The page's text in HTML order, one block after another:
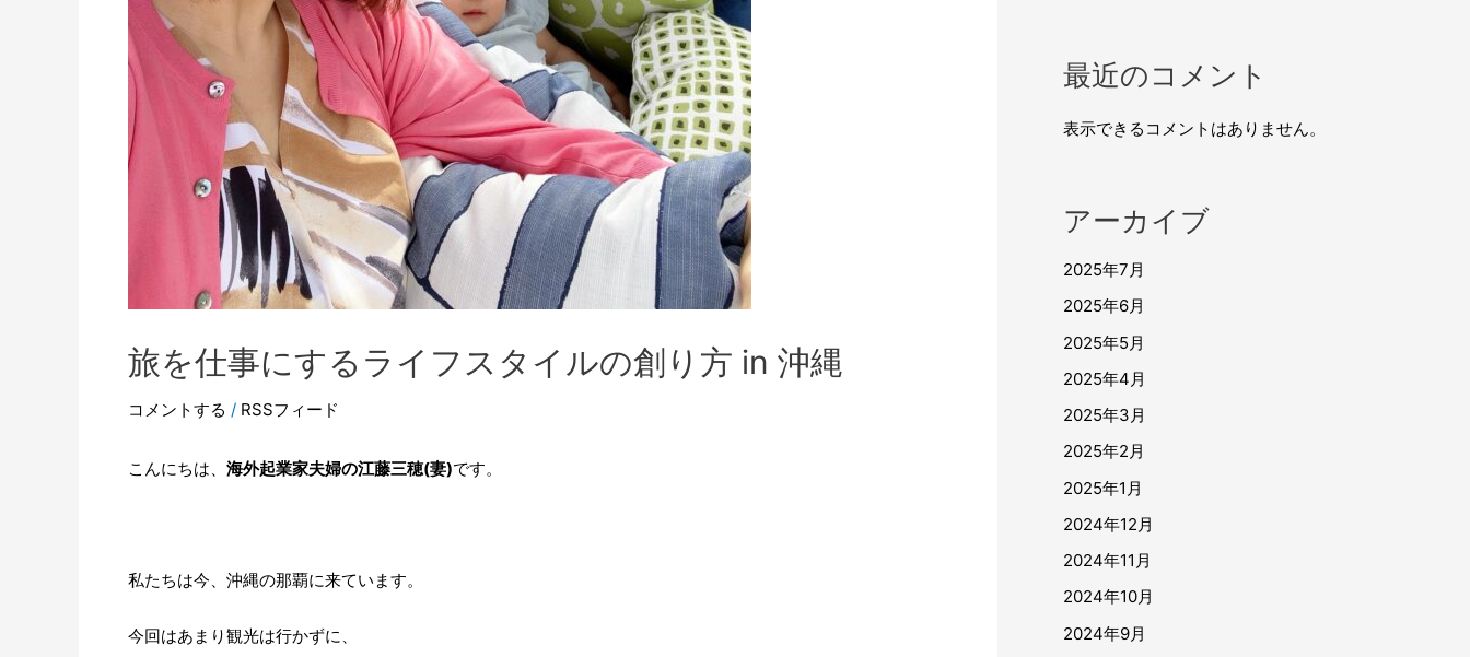
旅を仕事にするライフスタイルの創り方 in 沖縄
コメントする / RSSフィード
こんにちは、 海外起業家夫婦の江藤三穂(妻)です。
私たちは今、沖縄の那覇に来ています。
今回はあまり観光は行かずに、
最近のコメント
表示できるコメントはありません。
アーカイブ
2025年7月
2025年6月
2025年5月
2025年4月
2025年3月
2025年2月
2025年1月
2024年12月
2024年11月
2024年10月
2024年9月